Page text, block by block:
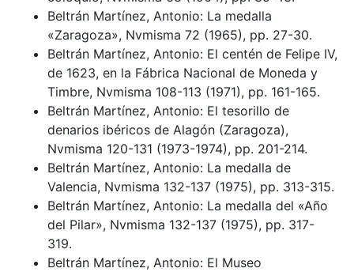
Beltrán Martínez, Antonio: La medalla
«Zaragoza», Nvmisma 72 (1965), pp. 27-30.
Beltrán Martínez, Antonio: El centén de Felipe IV,
de 1623, en la Fábrica Nacional de Moneda y
Timbre, Nvmisma 108-113 (1971), pp. 161-165.
Beltrán Martínez, Antonio: El tesorillo de
denarios ibéricos de Alagón (Zaragoza),
Nvmisma 120-131 (1973-1974), pp. 201-214.
Beltrán Martínez, Antonio: La medalla de
Valencia, Nvmisma 132-137 (1975), pp. 313-315.
Beltrán Martínez, Antonio: La medalla del «Año
del Pilar», Nvmisma 132-137 (1975), pp. 317-
319.
Beltrán Martínez, Antonio: El Museo